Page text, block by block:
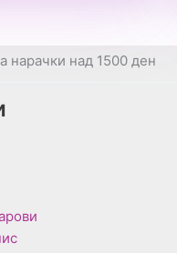
нарачки над 1500 ден